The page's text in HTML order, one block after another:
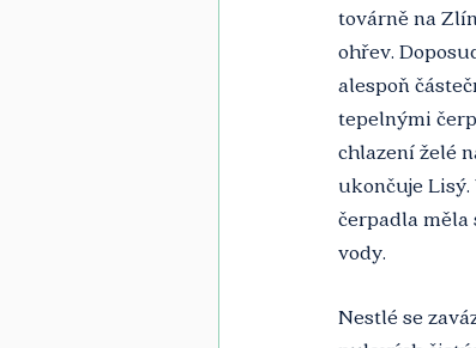
továrně na
ohřev.
alespoň
tepelnými
chlazení želé
ukončuje
čerpadla
vody.
Nestlé se